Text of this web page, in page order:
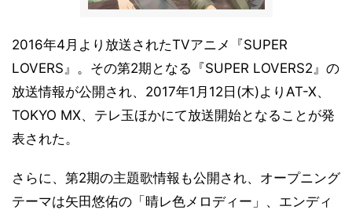
2016年4月より放送されたTVアニメ『SUPER
LOVERS』。その第2期となる『SUPER LOVERS2』の
放送情報が公開され、2017年1月12日(木)よりAT-X、
TOKYO MX、テレ玉ほかにて放送開始となることが発
表された。
さらに、第2期の主題歌情報も公開され、オープニング
テーマは矢田悠佑の「晴レ色メロディー」、エンディ